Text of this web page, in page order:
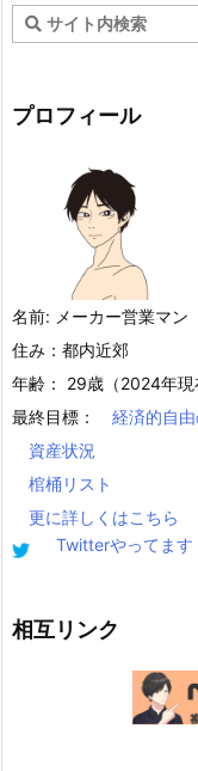
プロフィール
名前: メーカー営業マン
住み：都内近郊
年齢： 29歳（2024年現
最終目標：
経済的自
資産状況
棺桶リスト
更に詳しくはこちら
Twitterやってます
相互リンク